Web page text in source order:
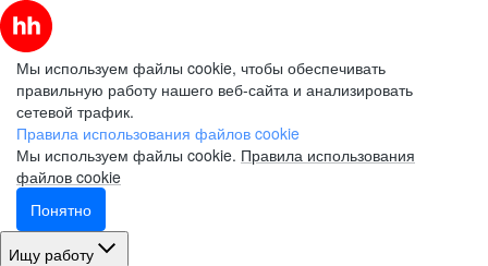
Мы используем файлы cookie, чтобы обеспечивать
правильную работу нашего веб-сайта и анализировать
сетевой трафик.
Правила использования файлов cookie
Мы используем файлы cookie. Правила использования
файлов cookie
Понятно
Ищу работу